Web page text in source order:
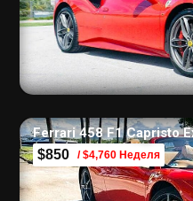
Ferrari 458 F1 Capristo
$850 / $4,760 Неделя